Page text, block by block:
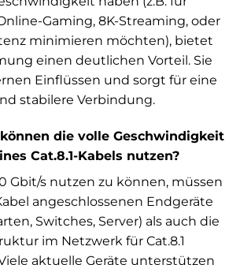
Gaming, 8K-Streaming, oder
minimieren möchten), bietet
einen deutlichen Vorteil. Sie
Einflüssen und sorgt für eine
stabilere Verbindung.
die volle Geschwindigkeit
Cat.8.1-Kabels nutzen?
Gbit/s nutzen zu können, müssen
angeschlossenen Endgeräte
Switches, Server) als auch die
im Netzwerk für Cat.8.1
aktuelle Geräte unterstützen